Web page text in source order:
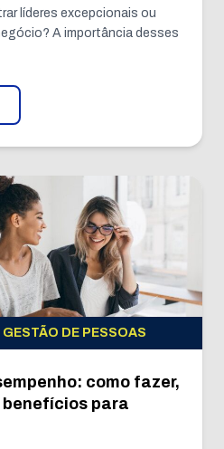
líderes excepcionais ou
A importância desses
GESTÃO DE PESSOAS
como fazer,
para